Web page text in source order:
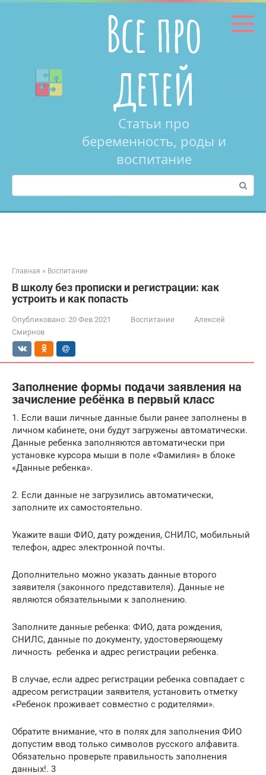
Перейти
Все про
детей
Статьи про
беременность, роды и
воспитание
Поиск:
Главная » Воспитание
В школу без прописки и регистрации: как
устроить и как попасть
Опубликовано: 20 Фев 2021 Воспитание
Алексей
Смирнов
Заполнение формы подачи заявления на
зачисление ребёнка в первый класс
1. Если ваши личные данные были ранее заполнены в
личном кабинете, они будут загружены автоматически.
Данные ребенка заполняются автоматически при
установке курсора мыши в поле «Фамилия» в блоке
«Данные ребенка».
2. Если данные не загрузились автоматически,
заполните их самостоятельно.
Укажите ваши ФИО, дату рождения, СНИЛС, мобильный
телефон, адрес электронной почты.
Дополнительно можно указать данные второго
заявителя (законного представителя). Данные не
являются обязательными к заполнению.
Заполните данные ребенка: ФИО, дата рождения,
СНИЛС, данные по документу, удостоверяющему
личность ребенка и адрес регистрации ребенка.
В случае, если адрес регистрации ребенка совпадает с
адресом регистрации заявителя, установить отметку
«Ребенок проживает совместно с родителями».
Обратите внимание, что в полях для заполнения ФИО
допустим ввод только символов русского алфавита.
Обязательно проверьте правильность заполнения
данных!. 3